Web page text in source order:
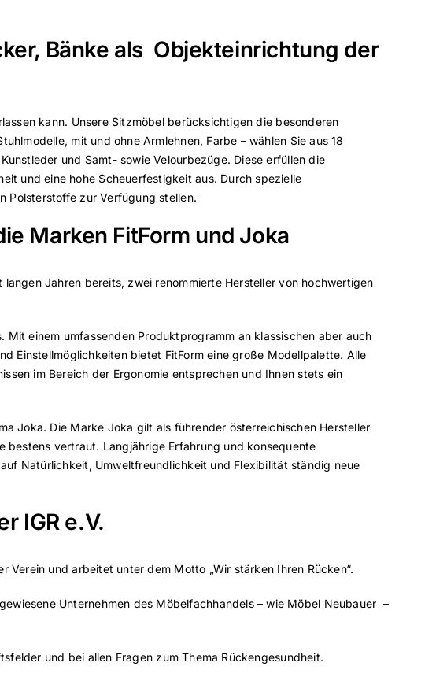
Bänke als Objekteinrichtung der
kann. Unsere Sitzmöbel berücksichtigen die besonderen
mit und ohne Armlehnen, Farbe – wählen Sie aus 18
und Samt- sowie Velourbezüge. Diese erfüllen die
und eine hohe Scheuerfestigkeit aus. Durch spezielle
Polsterstoffe zur Verfügung stellen.
Marken FitForm und Joka
Jahren bereits, zwei renommierte Hersteller von hochwertigen
einem umfassenden Produktprogramm an klassischen aber auch
Einstellmöglichkeiten bietet FitForm eine große Modellpalette. Alle
im Bereich der Ergonomie entsprechen und Ihnen stets ein
Joka. Die Marke Joka gilt als führender österreichischen Hersteller
vertraut. Langjährige Erfahrung und konsequente
Natürlichkeit, Umweltfreundlichkeit und Flexibilität ständig neue
IGR e.V.
und arbeitet unter dem Motto „Wir stärken Ihren Rücken“.
Unternehmen des Möbelfachhandels – wie Möbel Neubauer –
und bei allen Fragen zum Thema Rückengesundheit.